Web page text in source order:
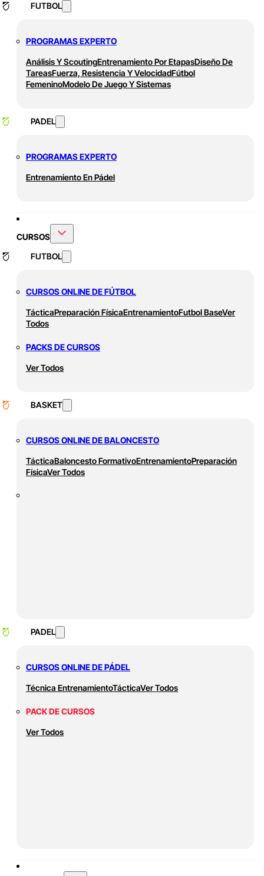
FUTBOL
PROGRAMAS EXPERTO
Análisis Y ScoutingEntrenamiento Por EtapasDiseño De
TareasFuerza, Resistencia Y VelocidadFútbol
FemeninoModelo De Juego Y Sistemas
PADEL
PROGRAMAS EXPERTO
Entrenamiento En Pádel
CURSOS
FUTBOL
CURSOS ONLINE DE FÚTBOL
TácticaPreparación FísicaEntrenamientoFutbol BaseVer
Todos
PACKS DE CURSOS
Ver Todos
BASKET
CURSOS ONLINE DE BALONCESTO
TácticaBaloncesto FormativoEntrenamientoPreparación
FísicaVer Todos
PADEL
CURSOS ONLINE DE PÁDEL
Técnica EntrenamientoTácticaVer Todos
PACK DE CURSOS
Ver Todos